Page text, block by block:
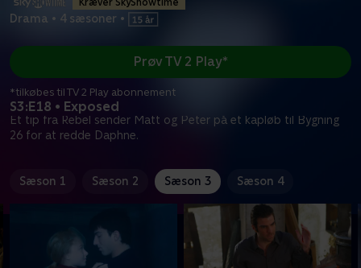
Drama • 4 sæsoner •
S3:E18 • Exposed
Et tip fra Rebel sender Matt og Peter på et kapløb til Bygning
26 for at redde Daphne.
Prøv TV 2 Play*
*tilkøbes til TV 2 Play abonnement
Sæson 1 Sæson 2 Sæson 3 Sæson 4